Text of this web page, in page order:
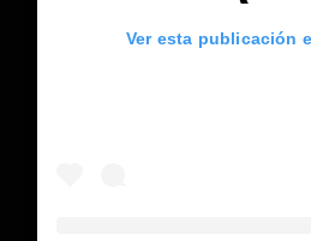
Ver esta publicación